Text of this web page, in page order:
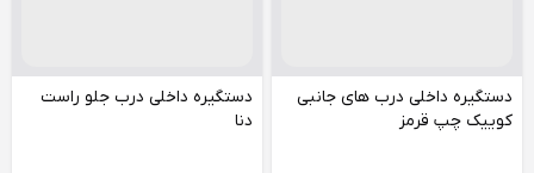
دستگیره داخلی درب های جانبی
کوییک چپ قرمز
دستگیره داخلی درب جلو راست
دنا